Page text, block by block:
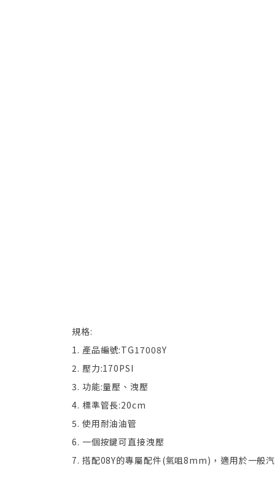
規格:
1. 產品編號:TG17008Y
2. 壓力:170PSI
3. 功能:量壓、洩壓
4. 標準管長:20cm
5. 使用耐油油管
6. 一個按鍵可直接洩壓
7. 搭配08Y的專屬配件(氣咀8mm)，適用於一般